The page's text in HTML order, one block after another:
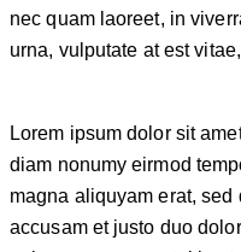
nec quam laoreet, in
urna, vulputate at est
Lorem ipsum dolor sit
diam nonumy eirmod
magna aliquyam erat, sed
accusam et justo duo